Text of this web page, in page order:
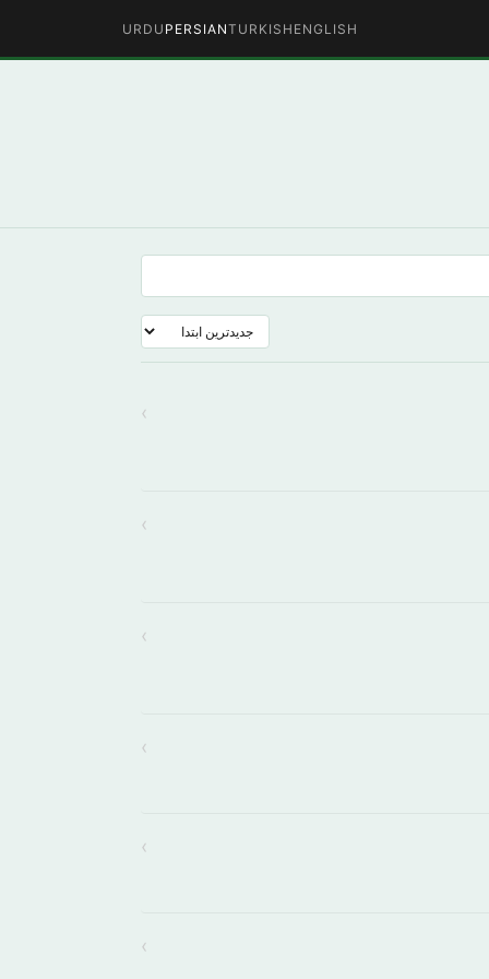
ENGLISH
TURKISH
PERSIAN
URDU
›
›
›
›
›
›